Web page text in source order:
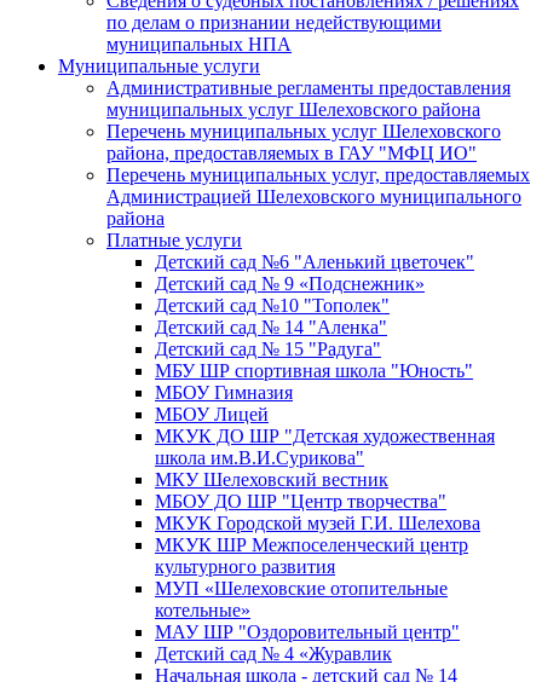
по делам о признании недействующими
муниципальных НПА
Муниципальные услуги
Административные регламенты предоставления
муниципальных услуг Шелеховского района
Перечень муниципальных услуг Шелеховского
района, предоставляемых в ГАУ "МФЦ ИО"
Перечень муниципальных услуг, предоставляемых
Администрацией Шелеховского муниципального
района
Платные услуги
Детский сад №6 "Аленький цветочек"
Детский сад № 9 «Подснежник»
Детский сад №10 "Тополек"
Детский сад № 14 "Аленка"
Детский сад № 15 "Радуга"
МБУ ШР спортивная школа "Юность"
МБОУ Гимназия
МБОУ Лицей
МКУК ДО ШР "Детская художественная
школа им.В.И.Сурикова"
МКУ Шелеховский вестник
МБОУ ДО ШР "Центр творчества"
МКУК Городской музей Г.И. Шелехова
МКУК ШР Межпоселенческий центр
культурного развития
МУП «Шелеховские отопительные
котельные»
МАУ ШР "Оздоровительный центр"
Детский сад № 4 «Журавлик
Начальная школа - детский сад № 14